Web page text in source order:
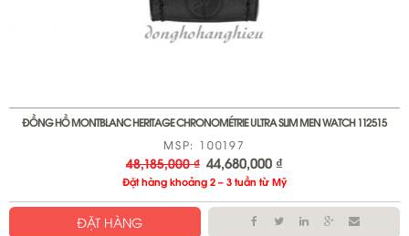
ĐỒNG HỒ MONTBLANC HERITAGE CHRONOMÉTRIE ULTRA SLIM MEN WATCH 112515
MSP: 100197
48,185,000₫ 44,680,000 ₫
Đặt hàng khoảng 2 – 3 tuần từ Mỹ
ĐẶT HÀNG